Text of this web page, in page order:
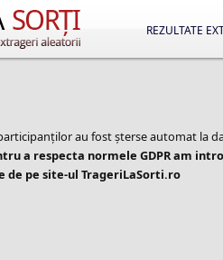
REZULTATE
au fost șterse automat la
a respecta normele GDPR am
pe site-ul TrageriLaSorti.ro